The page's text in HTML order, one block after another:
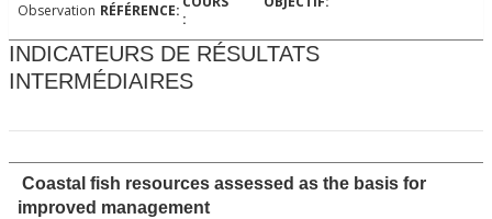
Observation
INDICATEURS DE RÉSULTATS
INTERMÉDIAIRES
Coastal fish resources assessed as the basis for
improved management